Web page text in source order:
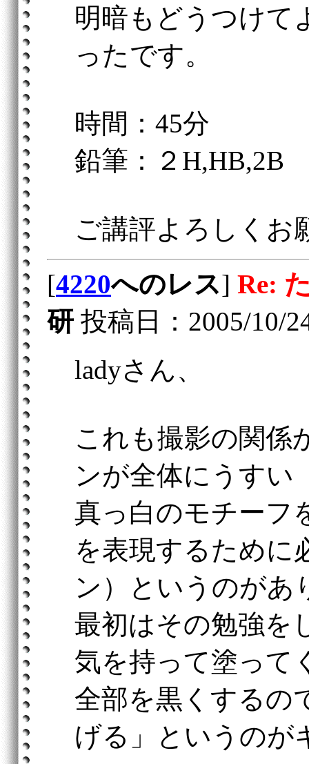
明暗もどうつけて
ったです。
時間：45分
鉛筆：２H,HB,2B
ご講評よろしくお
[4220へのレス] Re:
研 投稿日：2005/10/
ladyさん、
これも撮影の関係
ンが全体にうすい
真っ白のモチーフ
を表現するために
ン）というのがあ
最初はその勉強を
気を持って塗って
全部を黒くするの
げる」というのが